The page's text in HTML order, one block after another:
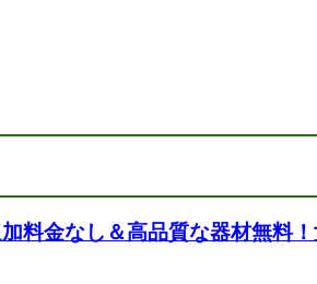
料金なし＆高品質な器材無料